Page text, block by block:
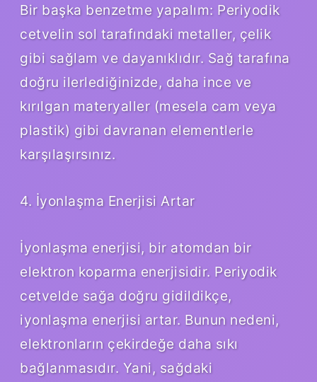
Bir başka benzetme yapalım: Periyodik
cetvelin sol tarafındaki metaller, çelik
gibi sağlam ve dayanıklıdır. Sağ tarafına
doğru ilerlediğinizde, daha ince ve
kırılgan materyaller (mesela cam veya
plastik) gibi davranan elementlerle
karşılaşırsınız.
4. İyonlaşma Enerjisi Artar
İyonlaşma enerjisi, bir atomdan bir
elektron koparma enerjisidir. Periyodik
cetvelde sağa doğru gidildikçe,
iyonlaşma enerjisi artar. Bunun nedeni,
elektronların çekirdeğe daha sıkı
bağlanmasıdır. Yani, sağdaki